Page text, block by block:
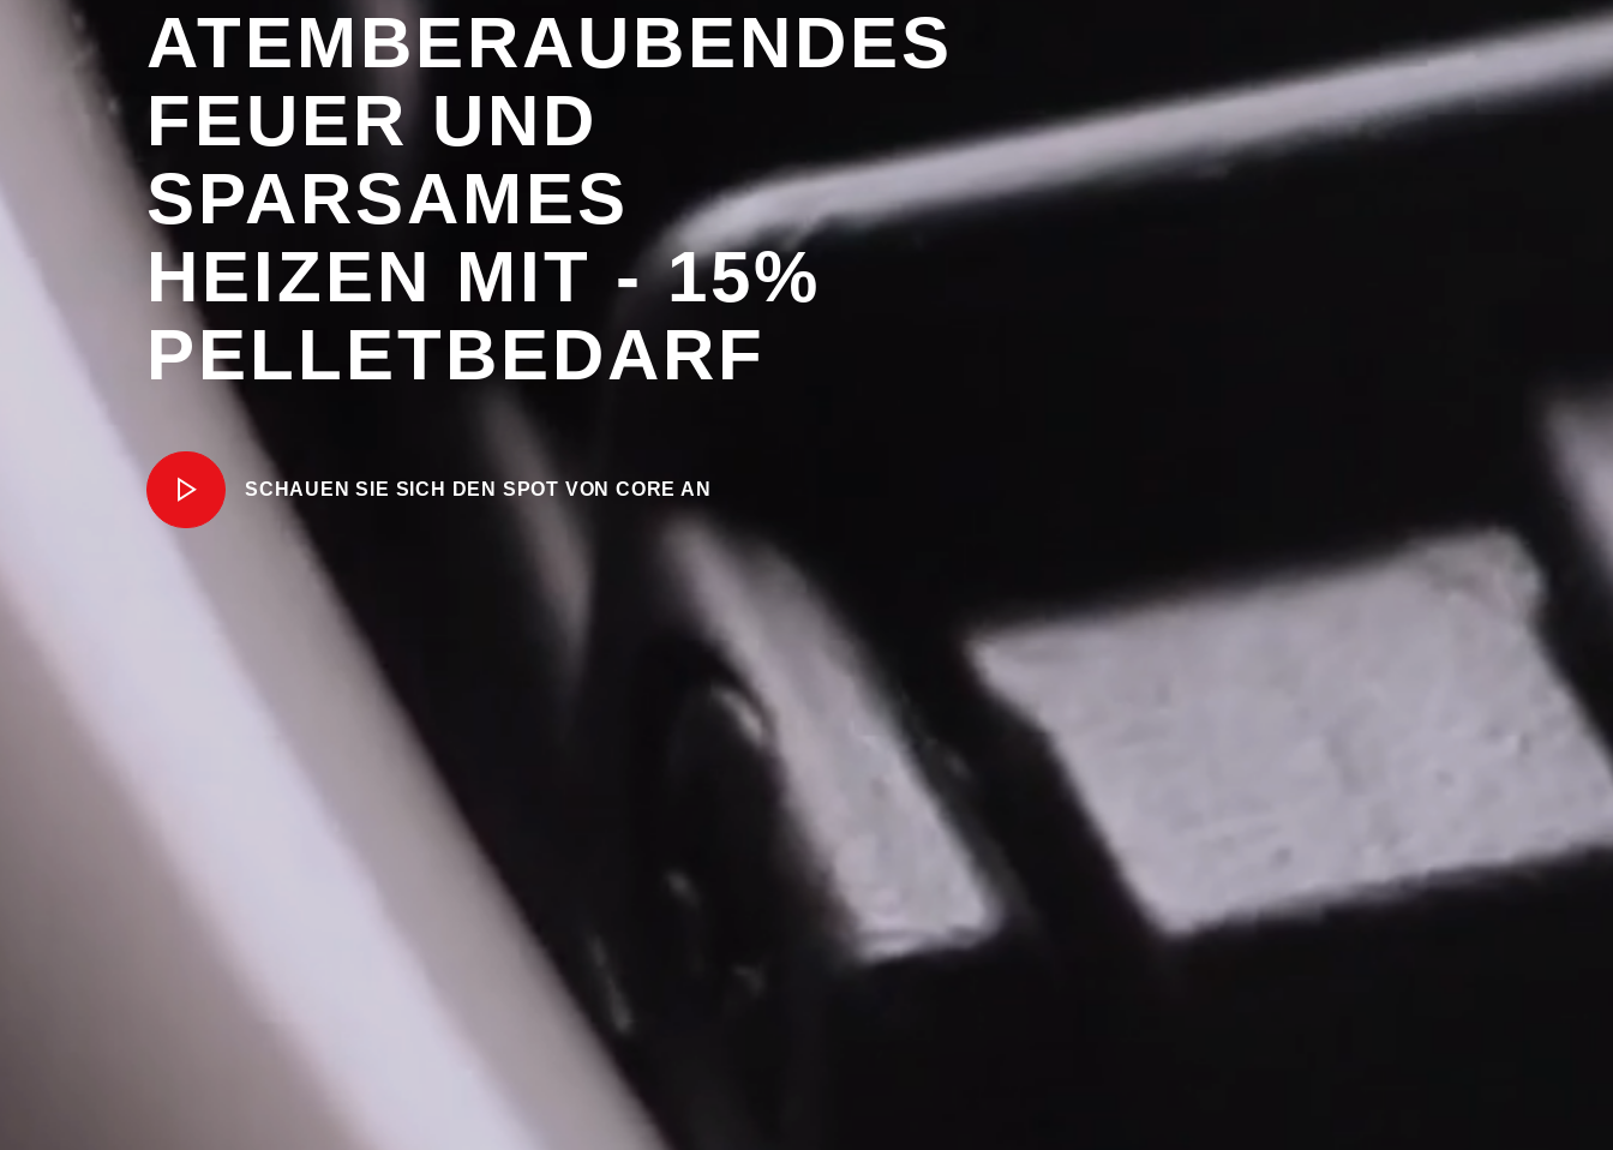
ATEMBERAUBENDES
FEUER UND
SPARSAMES
HEIZEN MIT - 15%
PELLETBEDARF
SCHAUEN SIE SICH DEN SPOT VON CORE AN